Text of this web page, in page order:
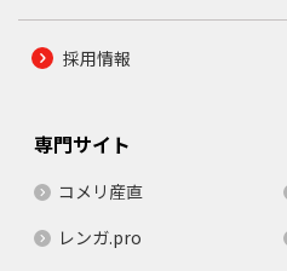
採用情報
専門サイト
コメリ産直
レンガ.pro